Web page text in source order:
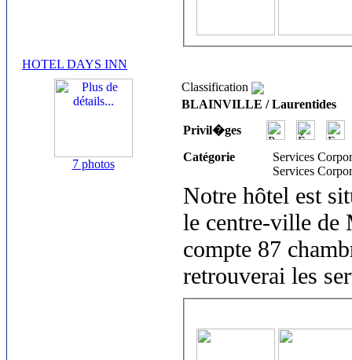
HOTEL DAYS INN
7 photos
Classification
BLAINVILLE / Laurentides
Privil�ges
Catégorie
Services
Services
Notre hôtel est
le centre-ville de
compte 87
retrouverai les